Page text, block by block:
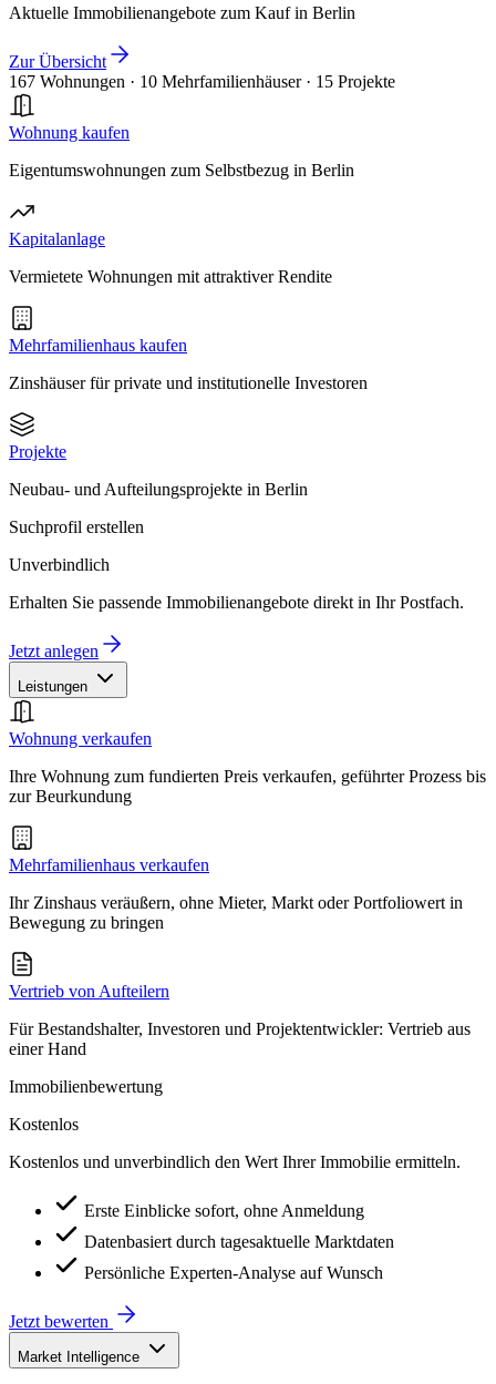
Aktuelle Immobilienangebote zum Kauf in Berlin
Zur Übersicht
167 Wohnungen · 10 Mehrfamilienhäuser · 15 Projekte
Wohnung kaufen
Eigentumswohnungen zum Selbstbezug in Berlin
Kapitalanlage
Vermietete Wohnungen mit attraktiver Rendite
Mehrfamilienhaus kaufen
Zinshäuser für private und institutionelle Investoren
Projekte
Neubau- und Aufteilungsprojekte in Berlin
Suchprofil erstellen
Unverbindlich
Erhalten Sie passende Immobilienangebote direkt in Ihr Postfach.
Jetzt anlegen
Leistungen
Wohnung verkaufen
Ihre Wohnung zum fundierten Preis verkaufen, geführter Prozess bis
zur Beurkundung
Mehrfamilienhaus verkaufen
Ihr Zinshaus veräußern, ohne Mieter, Markt oder Portfoliowert in
Bewegung zu bringen
Vertrieb von Aufteilern
Für Bestandshalter, Investoren und Projektentwickler: Vertrieb aus
einer Hand
Immobilienbewertung
Kostenlos
Kostenlos und unverbindlich den Wert Ihrer Immobilie ermitteln.
Erste Einblicke sofort, ohne Anmeldung
Datenbasiert durch tagesaktuelle Marktdaten
Persönliche Experten-Analyse auf Wunsch
Jetzt bewerten
Market Intelligence